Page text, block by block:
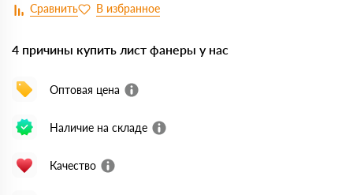
4 причины купить лист фанеры у нас
Оптовая цена
Наличие на складе
Качество